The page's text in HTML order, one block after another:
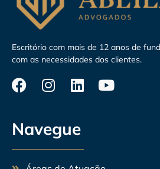
Escritório com mais de 12 anos de
com as necessidades dos clientes.
Navegue